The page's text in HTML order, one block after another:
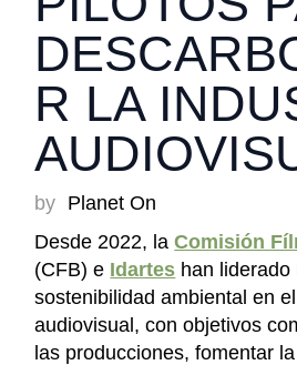
R LA
by Planet On
Desde 2022, laComisión
(CFB) e Idartes han
sostenibilidad ambiental en
audiovisual, con objetivos
las producciones, fomentar